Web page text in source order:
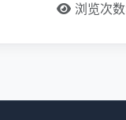
浏览次